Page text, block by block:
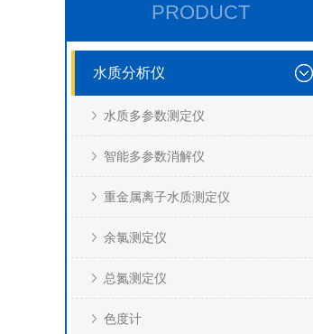
PRODUCT
水质分析仪
水质多参数测定仪
智能多参数消解仪
重金属离子水质测定仪
余氯测定仪
总氮测定仪
色度计